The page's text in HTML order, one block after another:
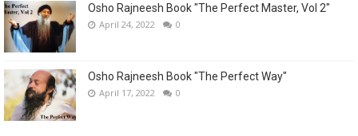
Osho Rajneesh Book "The Perfect Master, Vol 2"
April 24, 2022 0
Osho Rajneesh Book "The Perfect Way"
April 17, 2022 0